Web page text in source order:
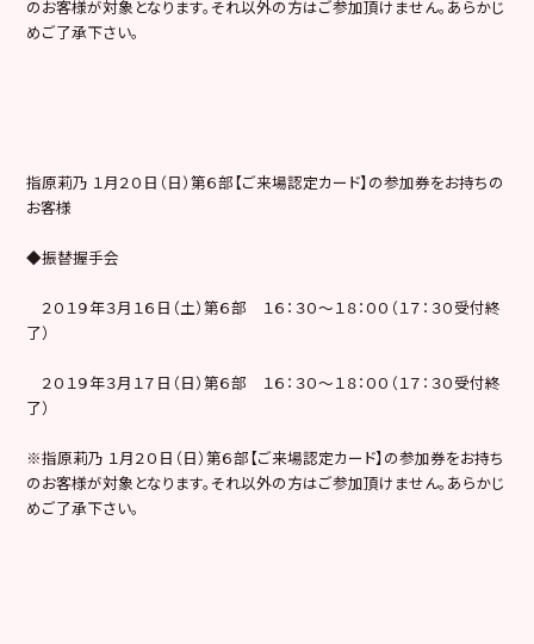
のお客様が対象となります。それ以外の方はご参加頂けません。あらかじ
めご了承下さい。
指原莉乃 １月２０日（日）第６部【ご来場認定カード】の参加券をお持ちの
お客様
◆振替握手会
２０１９年３月１６日（土）第６部 １６：３０～１８：００（１７：３０受付終
了）
２０１９年３月１７日（日）第６部 １６：３０～１８：００（１７：３０受付終
了）
※指原莉乃 １月２０日（日）第６部【ご来場認定カード】の参加券をお持ち
のお客様が対象となります。それ以外の方はご参加頂けません。あらかじ
めご了承下さい。